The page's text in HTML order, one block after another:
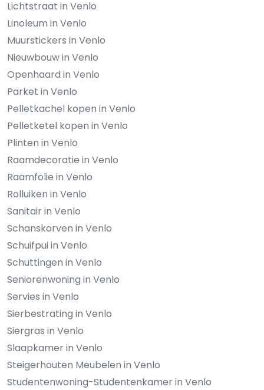
Lichtstraat in Venlo
Linoleum in Venlo
Muurstickers in Venlo
Nieuwbouw in Venlo
Openhaard in Venlo
Parket in Venlo
Pelletkachel kopen in Venlo
Pelletketel kopen in Venlo
Plinten in Venlo
Raamdecoratie in Venlo
Raamfolie in Venlo
Rolluiken in Venlo
Sanitair in Venlo
Schanskorven in Venlo
Schuifpui in Venlo
Schuttingen in Venlo
Seniorenwoning in Venlo
Servies in Venlo
Sierbestrating in Venlo
Siergras in Venlo
Slaapkamer in Venlo
Steigerhouten Meubelen in Venlo
Studentenwoning-Studentenkamer in Venlo